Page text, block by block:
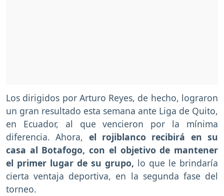
Los dirigidos por Arturo Reyes, de hecho, lograron
un gran resultado esta semana ante Liga de Quito,
en Ecuador, al que vencieron por la mínima
diferencia. Ahora, el rojiblanco recibirá en su
casa al Botafogo, con el objetivo de mantener
el primer lugar de su grupo, lo que le brindaría
cierta ventaja deportiva, en la segunda fase del
torneo.